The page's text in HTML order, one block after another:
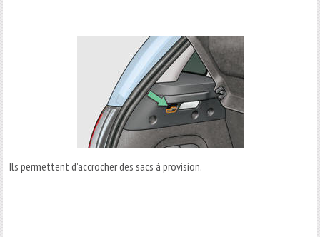
Ils permettent d'accrocher des sacs à provision.